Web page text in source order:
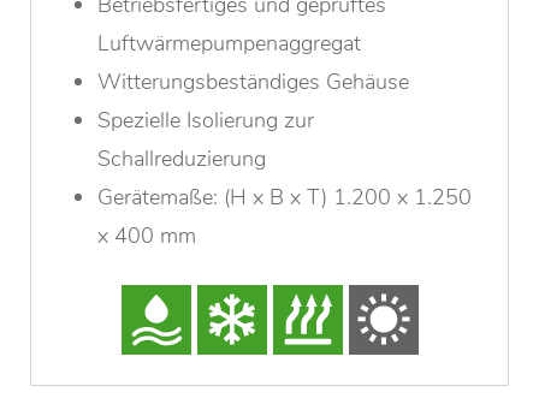
Luftwärmepumpenaggregat
Witterungsbeständiges Gehäuse
Spezielle Isolierung zur
Schallreduzierung
Gerätemaße: (H x B x T) 1.200 x 1.250
x 400 mm